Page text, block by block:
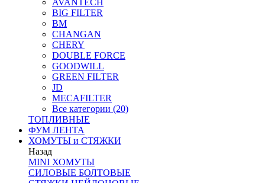
AVANTECH
BIG FILTER
BM
CHANGAN
CHERY
DOUBLE FORCE
GOODWILL
GREEN FILTER
JD
MECAFILTER
Все категории (20)
ТОПЛИВНЫЕ
ФУМ ЛЕНТА
ХОМУТЫ и СТЯЖКИ
Назад
MINI ХОМУТЫ
СИЛОВЫЕ БОЛТОВЫЕ